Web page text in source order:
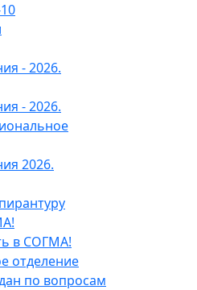
- 2026.
- 2026.
2026.
в СОГМА!
отделение
по вопросам